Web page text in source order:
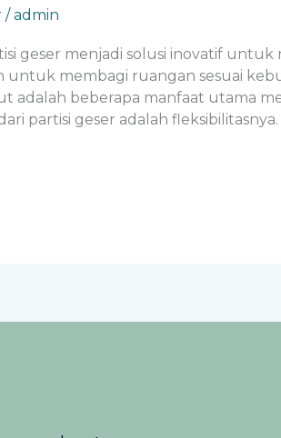
/admin
geser menjadi solusi inovatif
untuk membagi ruangan sesuai
beberapa manfaat utama
partisi geser adalah